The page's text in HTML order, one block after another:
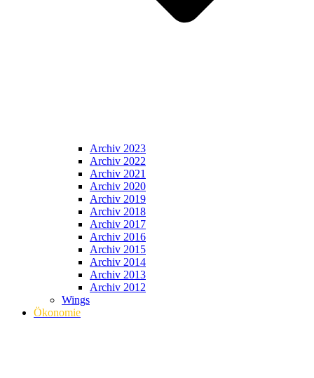
Archiv 2023
Archiv 2022
Archiv 2021
Archiv 2020
Archiv 2019
Archiv 2018
Archiv 2017
Archiv 2016
Archiv 2015
Archiv 2014
Archiv 2013
Archiv 2012
Wings
Ökonomie